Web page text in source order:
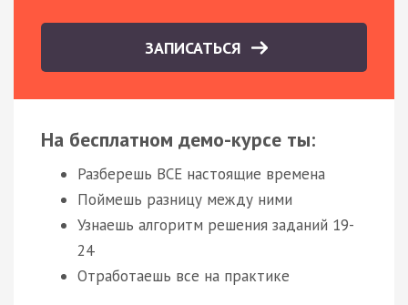
ЗАПИСАТЬСЯ
На бесплатном демо-курсе ты:
Разберешь ВСЕ настоящие времена
Поймешь разницу между ними
Узнаешь алгоритм решения заданий 19-
24
Отработаешь все на практике